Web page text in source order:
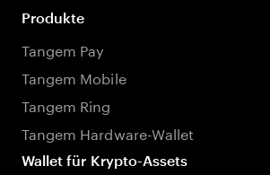
Produkte
Tangem Pay
Tangem Mobile
Tangem Ring
Tangem Hardware-Wallet
Wallet für Krypto-Assets